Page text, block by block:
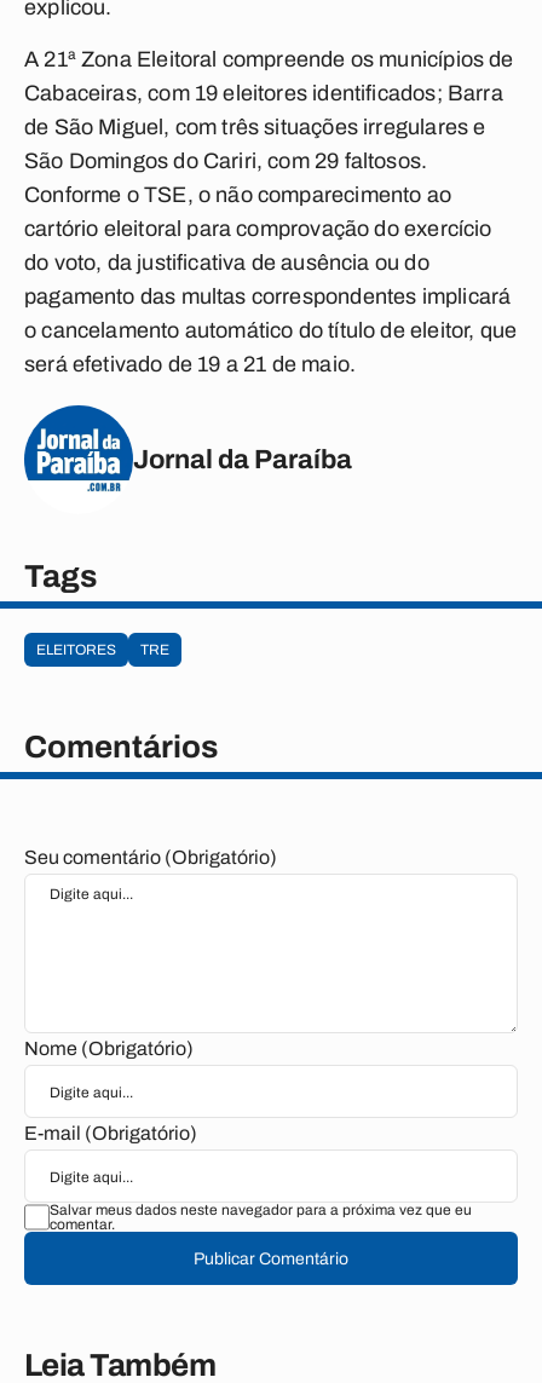
explicou.
A 21ª Zona Eleitoral compreende os municípios de
Cabaceiras, com 19 eleitores identificados; Barra
de São Miguel, com três situações irregulares e
São Domingos do Cariri, com 29 faltosos.
Conforme o TSE, o não comparecimento ao
cartório eleitoral para comprovação do exercício
do voto, da justificativa de ausência ou do
pagamento das multas correspondentes implicará
o cancelamento automático do título de eleitor, que
será efetivado de 19 a 21 de maio.
Jornal da Paraíba
Tags
ELEITORES TRE
Comentários
Seu comentário (Obrigatório)
Nome (Obrigatório)
E-mail (Obrigatório)
Salvar meus dados neste navegador para a próxima vez que eu
comentar.
Publicar Comentário
Leia Também